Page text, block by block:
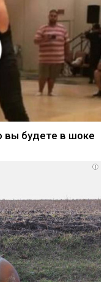
вы будете в шоке
i